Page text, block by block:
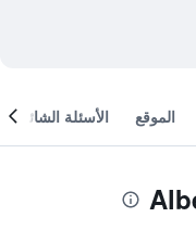
الموقع الأسئلة الشائعة